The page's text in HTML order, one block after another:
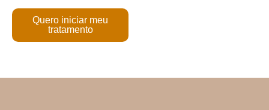
Quero iniciar meu
tratamento